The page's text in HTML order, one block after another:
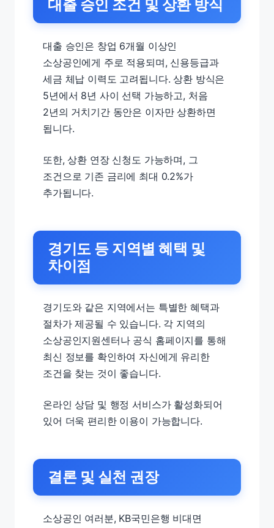
대출 승인 조건 및 상환 방식
대출 승인은 창업 6개월 이상인
소상공인에게 주로 적용되며, 신용등급과
세금 체납 이력도 고려됩니다. 상환 방식은
5년에서 8년 사이 선택 가능하고, 처음
2년의 거치기간 동안은 이자만 상환하면
됩니다.
또한, 상환 연장 신청도 가능하며, 그
조건으로 기존 금리에 최대 0.2%가
추가됩니다.
경기도 등 지역별 혜택 및
차이점
경기도와 같은 지역에서는 특별한 혜택과
절차가 제공될 수 있습니다. 각 지역의
소상공인지원센터나 공식 홈페이지를 통해
최신 정보를 확인하여 자신에게 유리한
조건을 찾는 것이 좋습니다.
온라인 상담 및 행정 서비스가 활성화되어
있어 더욱 편리한 이용이 가능합니다.
결론 및 실천 권장
소상공인 여러분, KB국민은행 비대면